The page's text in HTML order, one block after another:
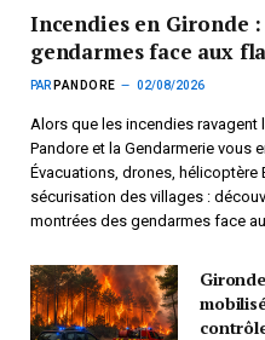
Incendies en Gironde
gendarmes face aux
PAR PANDORE 02/08/2026
Alors que les incendies ravagent
Pandore et la Gendarmerie vous
Évacuations, drones, hélicoptère
sécurisation des villages :
montrées des gendarmes face